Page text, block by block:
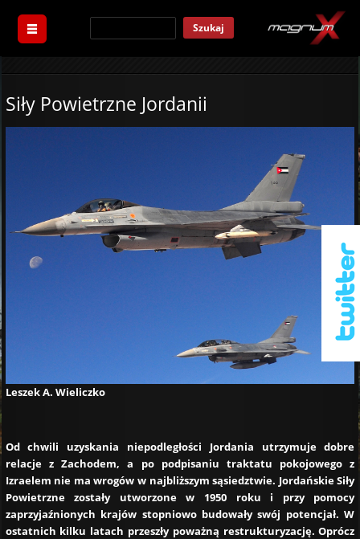
Szukaj
Siły Powietrzne Jordanii
Leszek A. Wieliczko
Od chwili uzyskania niepodległości Jordania utrzymuje dobre
relacje z Zachodem, a po podpisaniu traktatu pokojowego z
Izraelem nie ma wrogów w najbliższym sąsiedztwie. Jordańskie Siły
Powietrzne zostały utworzone w 1950 roku i przy pomocy
zaprzyjaźnionych krajów stopniowo budowały swój potencjał. W
ostatnich kilku latach przeszły poważną restrukturyzację. Oprócz